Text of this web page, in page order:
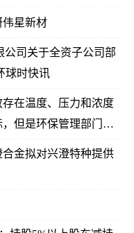
伟星新材
公司关于全资子公司部
球时快讯
在温度、压力和浓度
但是环保管理部门关
合金拟对兴澄特种提供